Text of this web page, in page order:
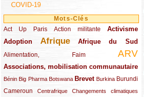
COVID-19
Mots-Clés
Act Up Paris
(49/289) Action militante
(32/289) Activisme
(73/289)
Adoption
(82/289) Afrique
(161/289) Afrique du Sud
(73/289)
Alimentation, Faim
(48/289) ARV
(203/289)
Associations, mobilisation communautaire
(65/289)
Bénin
(13/289)Big Pharma
(16/289) Botswana
(9/289) Brevet
(83/289) Burkina
(18/289) Burundi
(30/289)
Cameroun
(47/289) Centrafrique
(23/289) Changements climatiques
(10/289)